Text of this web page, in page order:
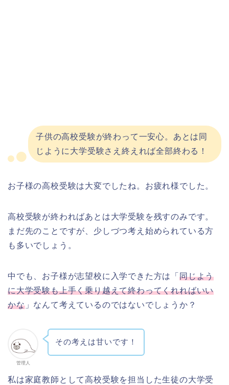
子供の高校受験が終わって一安心。あとは同
じように大学受験さえ終えれば全部終わる！
お子様の高校受験は大変でしたね。お疲れ様でした。
高校受験が終わればあとは大学受験を残すのみです。
まだ先のことですが、少しづつ考え始められている方
も多いでしょう。
中でも、お子様が志望校に入学できた方は「 同じよう
に大学受験も上手く乗り越えて終わってくれればいい
かな」なんて考えているのではないでしょうか？
管理人
その考えは甘いです！
私は家庭教師として高校受験を担当した生徒の大学受